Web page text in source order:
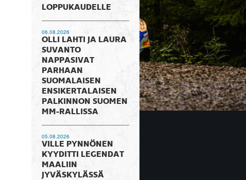
LOPPUKAUDELLE
06.08.2026
OLLI LAHTI JA LAURA
SUVANTO
NAPPASIVAT
PARHAAN
SUOMALAISEN
ENSIKERTALAISEN
PALKINNON SUOMEN
MM-RALLISSA
05.08.2026
VILLE PYNNÖNEN
KYYDITTI LEGENDAT
MAALIIN
JYVÄSKYLÄSSÄ